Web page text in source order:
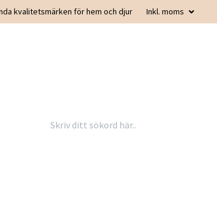
kvalitetsmärken för hem och djur Inkl. moms